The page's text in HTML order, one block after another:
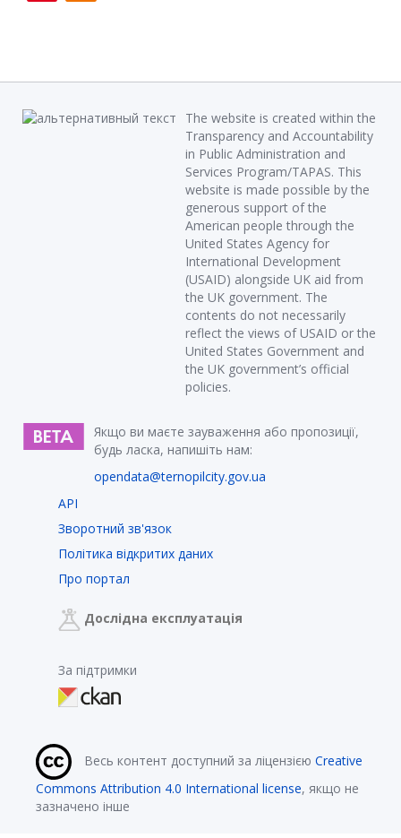
The website is created within the
Transparency and Accountability
in Public Administration and
Services Program/TAPAS. This
website is made possible by the
generous support of the
American people through the
United States Agency for
International Development
(USAID) alongside UK aid from
the UK government. The
contents do not necessarily
reflect the views of USAID or the
United States Government and
the UK government’s official
policies.
Якщо ви маєте зауваження або пропозиції,
будь ласка, напишіть нам:
opendata@ternopilcity.gov.ua
API
Зворотний зв'язок
Політика відкритих даних
Про портал
Дослідна експлуатація
За підтримки
Весь контент доступний за ліцензією Creative
Commons Attribution 4.0 International license, якщо не
зазначено інше